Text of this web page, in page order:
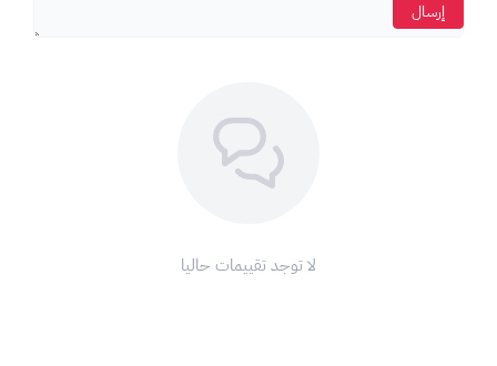
إرسال
لا توجد تقييمات حاليا